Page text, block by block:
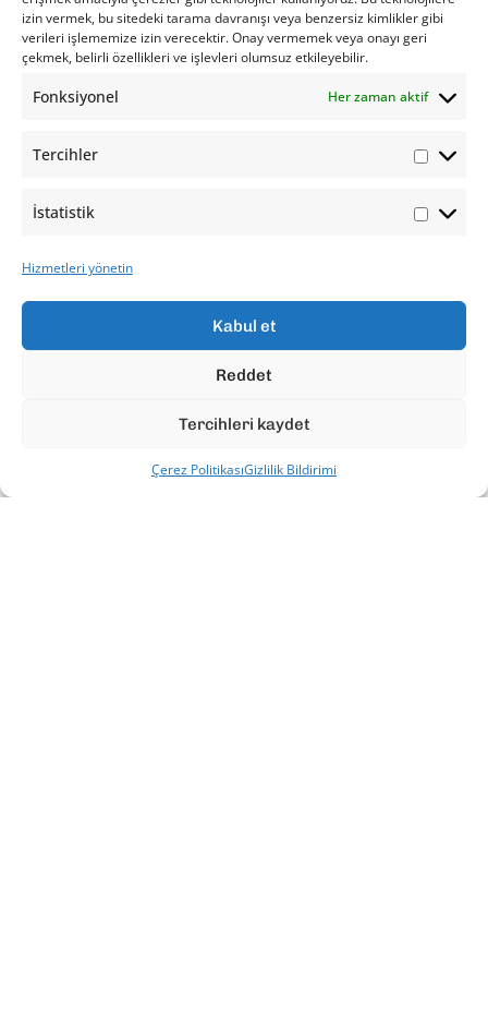
izin vermek, bu sitedeki tarama davranışı veya benzersiz kimlikler gibi
verileri işlememize izin verecektir. Onay vermemek veya onayı geri
çekmek, belirli özellikleri ve işlevleri olumsuz etkileyebilir.
Fonksiyonel Her zaman aktif
Tercihler
İstatistik
Hizmetleri yönetin
Kabul et
Reddet
Tercihleri kaydet
Çerez PolitikasıGizlilik Bildirimi
üst düzeyde karşılamaya özen gösteriyoruz.